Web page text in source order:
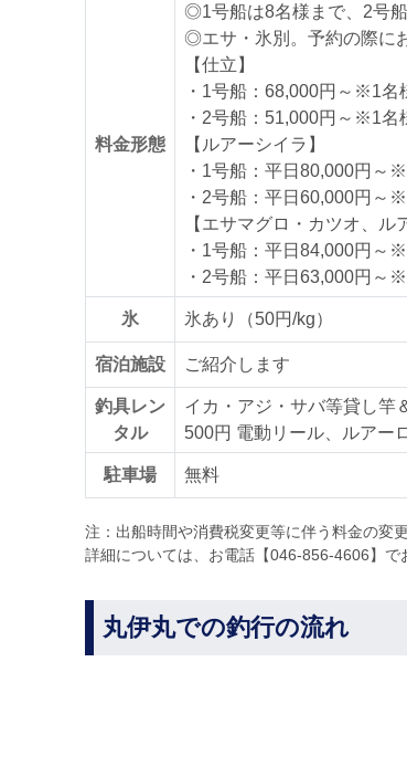
料金形態
◎1号船は8名様まで、2号
◎エサ・氷別。予約の際に
【仕立】
・1号船：68,000円～※1名
・2号船：51,000円～※1名
【ルアーシイラ】
・1号船：平日80,000円～
・2号船：平日60,000円～
【エサマグロ・カツオ、ル
・1号船：平日84,000円～
・2号船：平日63,000円～
氷 氷あり（50円/kg）
宿泊施設 ご紹介します
釣具レン
タル
イカ・アジ・サバ等貸し竿
500円 電動リール、ルアー
駐車場 無料
注：出船時間や消費税変更等に伴う料金の変
詳細については、お電話【046-856-4606】で
丸伊丸での釣行の流れ